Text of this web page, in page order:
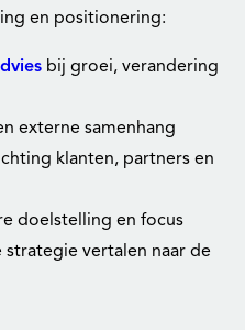
en positionering:
bij groei, verandering
externe samenhang
klanten, partners en
doelstelling en focus
strategie vertalen naar de